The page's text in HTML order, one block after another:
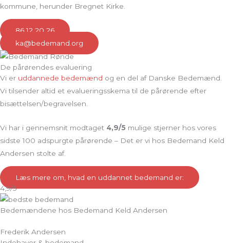
kommune, herunder Bregnet Kirke.
86 12 20 26
ka@bedemand.org
De pårørendes evaluering
Vi er uddannede bedemænd og en del af Danske Bedemænd.
Vi tilsender altid et evalueringsskema til de pårørende efter
bisættelsen/begravelsen.
Vi har i gennemsnit modtaget 4,9/5 mulige stjerner hos vores
sidste 100 adspurgte pårørende – Det er vi hos Bedemand Keld
Andersen stolte af.
Læs mere om, hvad en uddannet bedemand er:
4,9/5
Bedemændene hos Bedemand Keld Andersen
Frederik Andersen